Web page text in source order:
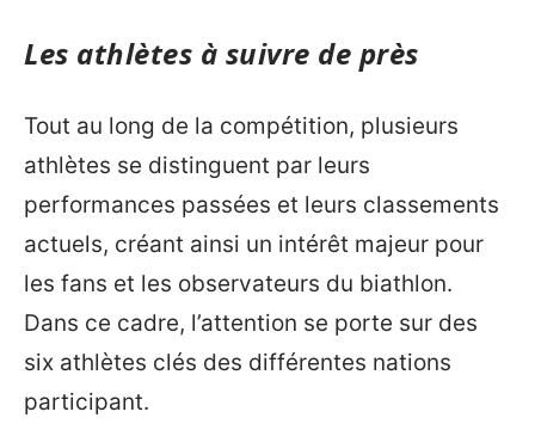
Les athlètes à suivre de près
Tout au long de la compétition, plusieurs
athlètes se distinguent par leurs
performances passées et leurs classements
actuels, créant ainsi un intérêt majeur pour
les fans et les observateurs du biathlon.
Dans ce cadre, l’attention se porte sur des
six athlètes clés des différentes nations
participant.